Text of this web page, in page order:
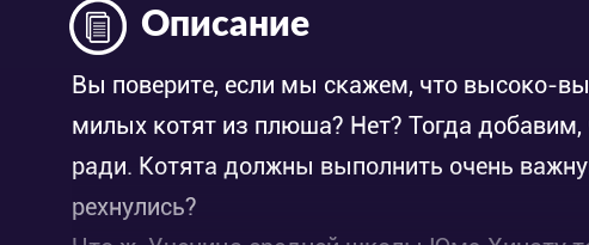
Описание
Вы поверите, если мы скажем, что высоко-
милых котят из плюша? Нет? Тогда
ради. Котята должны выполнить очень
рехнулись?